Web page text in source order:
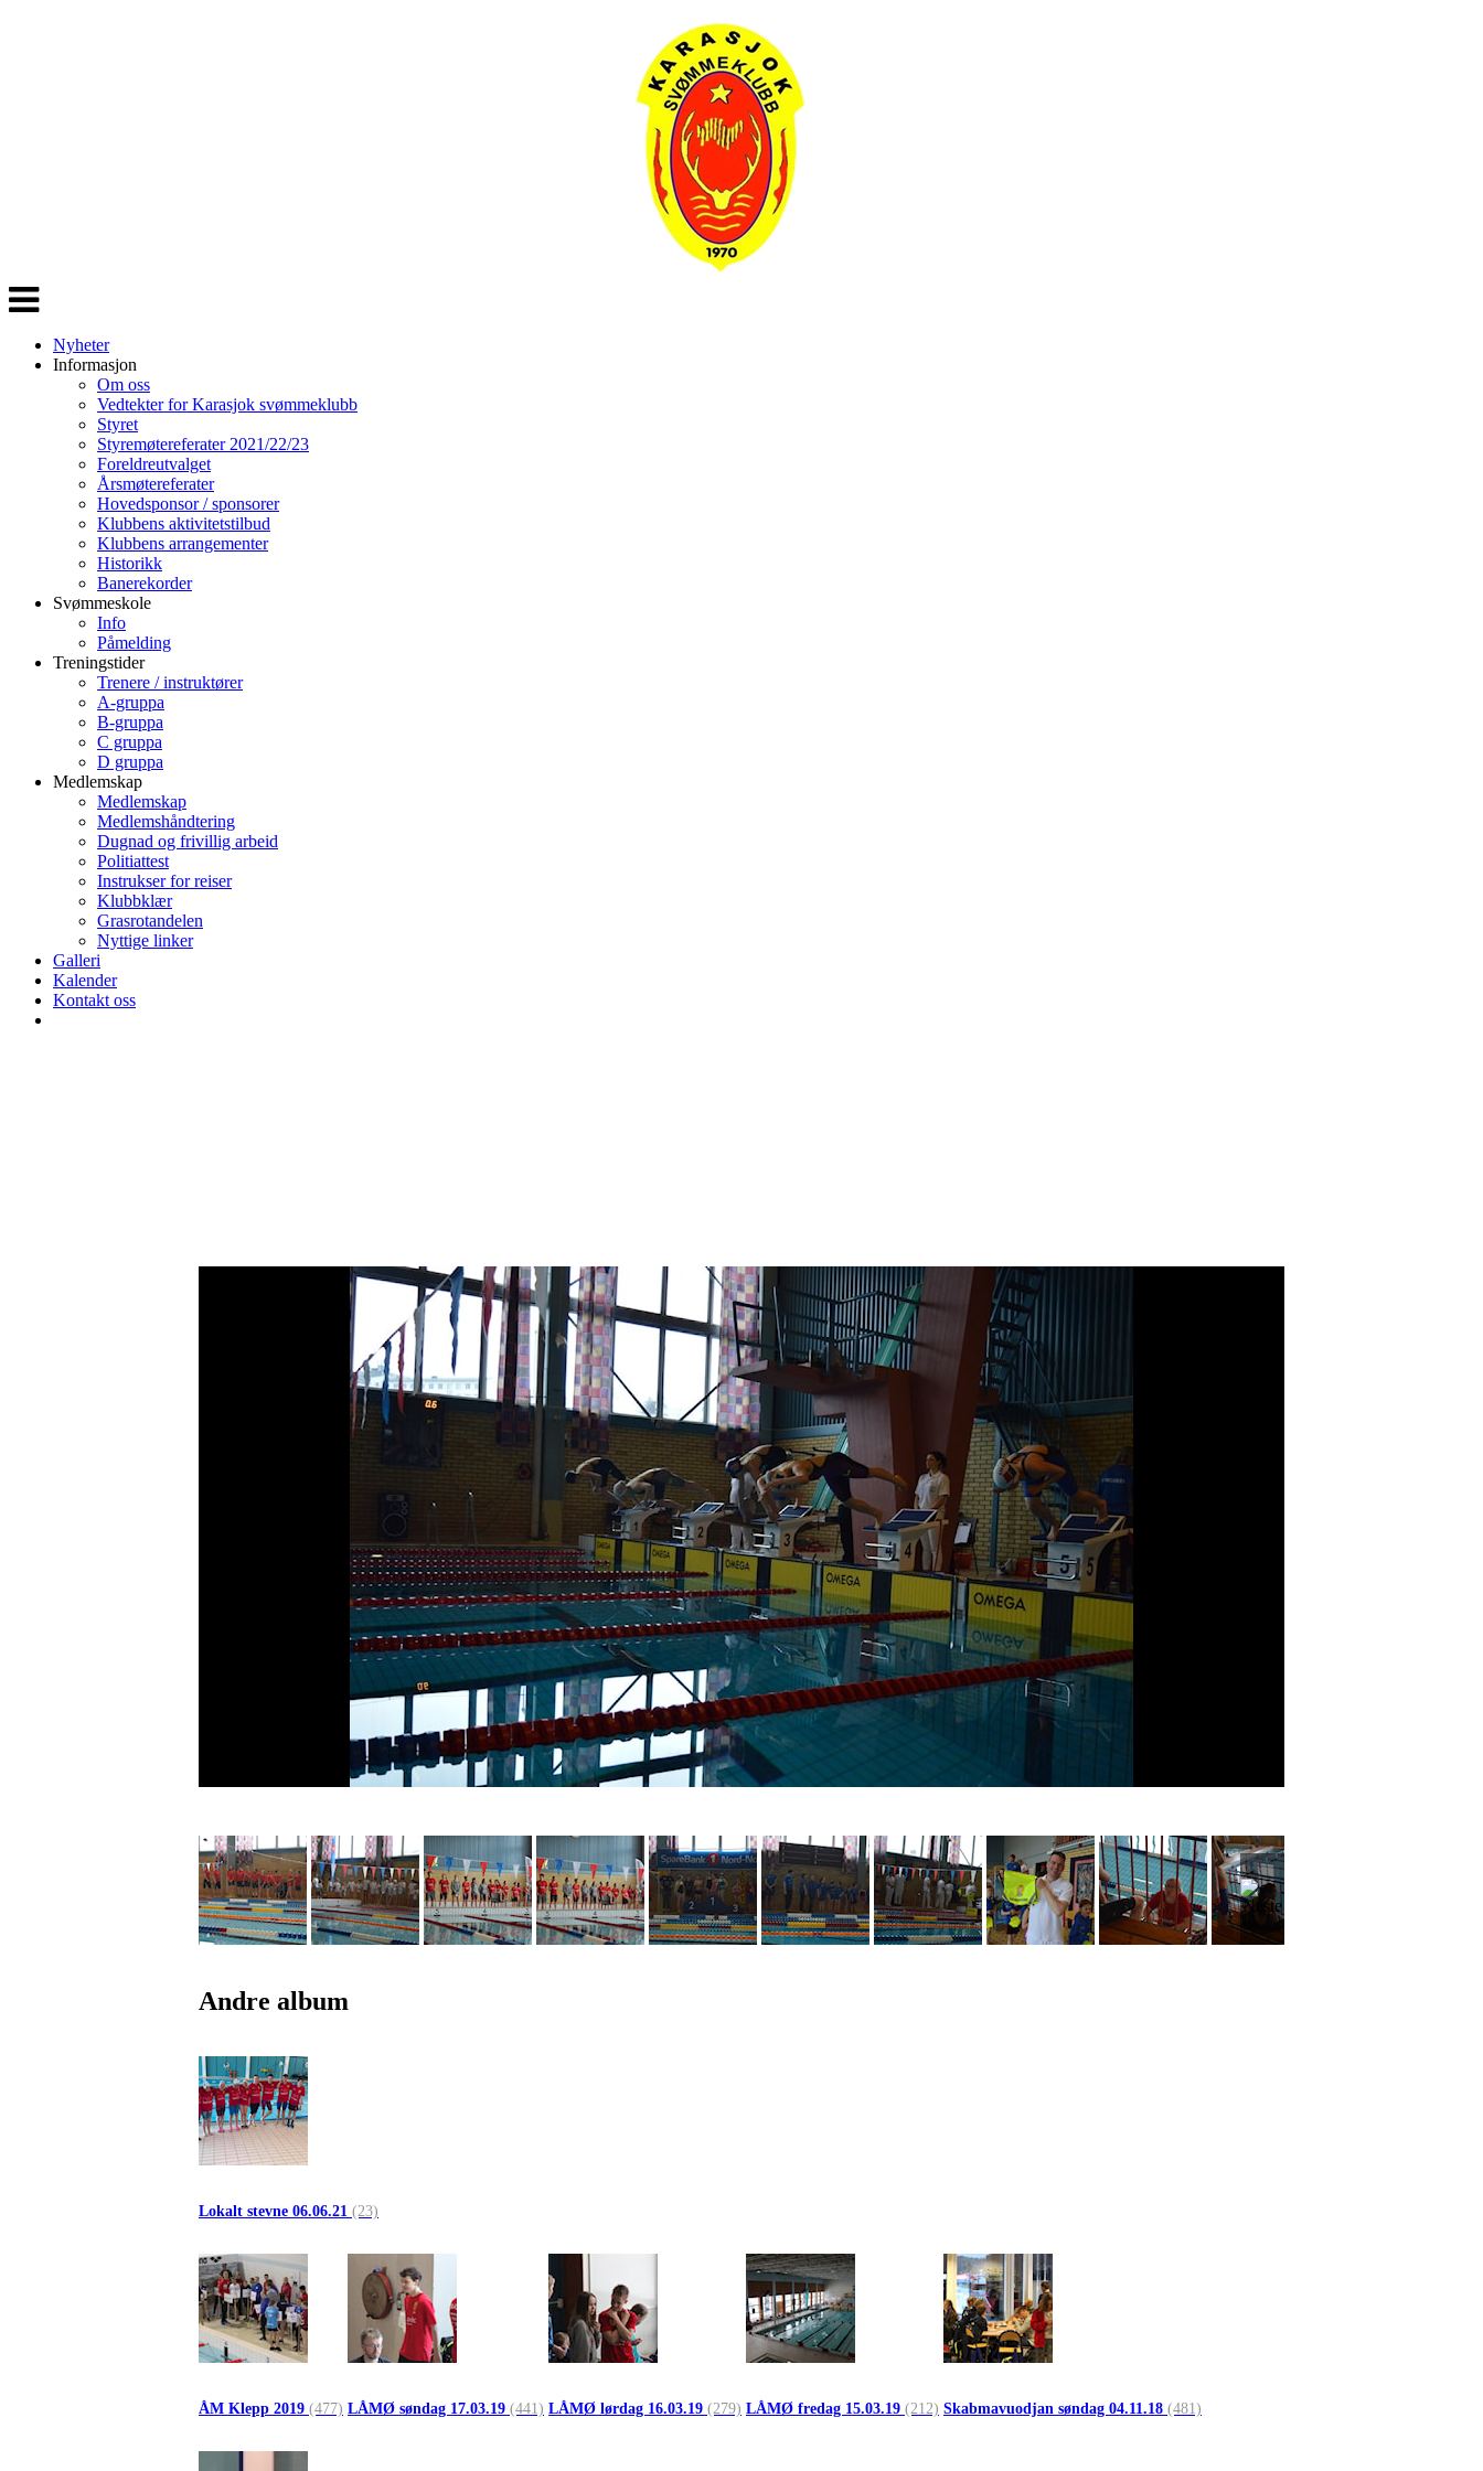
Veksle
navigasjon
Nyheter
Informasjon
Om oss
Vedtekter for Karasjok svømmeklubb
Styret
Styremøtereferater 2021/22/23
Foreldreutvalget
Årsmøtereferater
Hovedsponsor / sponsorer
Klubbens aktivitetstilbud
Klubbens arrangementer
Historikk
Banerekorder
Svømmeskole
Info
Påmelding
Treningstider
Trenere / instruktører
A-gruppa
B-gruppa
C gruppa
D gruppa
Medlemskap
Medlemskap
Medlemshåndtering
Dugnad og frivillig arbeid
Politiattest
Instrukser for reiser
Klubbklær
Grasrotandelen
Nyttige linker
Galleri
Kalender
Kontakt oss
Andre album
Lokalt stevne 06.06.21 (23)
ÅM Klepp 2019 (477) LÅMØ søndag 17.03.19 (441) LÅMØ lørdag 16.03.19 (279) LÅMØ fredag 15.03.19 (212) Skabmavuodjan søndag 04.11.18 (481)